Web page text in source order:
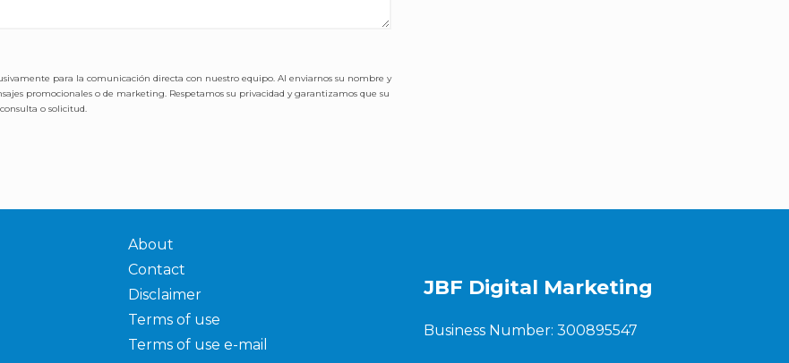
para la comunicación directa con nuestro equipo. Al enviarnos su nombre y
promocionales o de marketing. Respetamos su privacidad y garantizamos que su
o solicitud.
About
Contact
Disclaimer
Terms of use
Terms of use e-mail
JBF Digital Marketing
Business Number: 300895547